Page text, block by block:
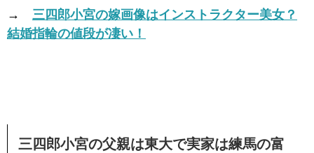
→ 三四郎小宮の嫁画像はインストラクター美女？
結婚指輪の値段が凄い！
三四郎小宮の父親は東大で実家は練馬の富